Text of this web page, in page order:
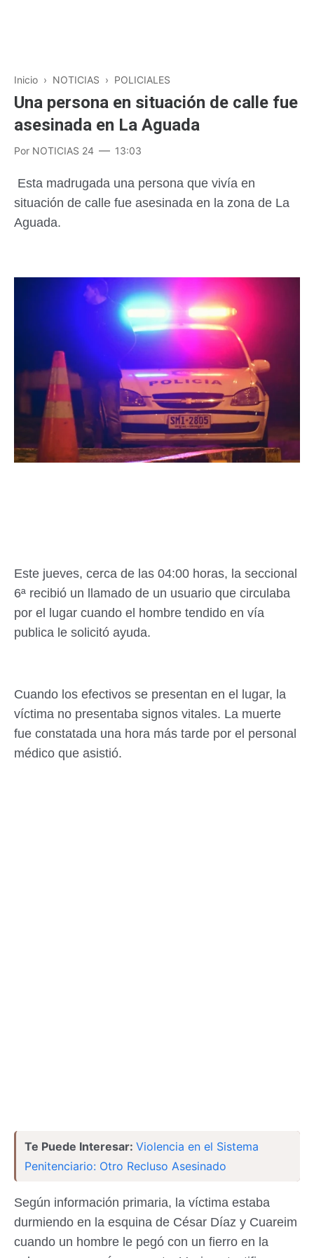
Inicio › NOTICIAS › POLICIALES
Una persona en situación de calle fue
asesinada en La Aguada
Por NOTICIAS 24 13:03
Esta madrugada una persona que vivía en
situación de calle fue asesinada en la zona de La
Aguada.
Este jueves, cerca de las 04:00 horas, la seccional
6ª recibió un llamado de un usuario que circulaba
por el lugar cuando el hombre tendido en vía
publica le solicitó ayuda.
Cuando los efectivos se presentan en el lugar, la
víctima no presentaba signos vitales. La muerte
fue constatada una hora más tarde por el personal
médico que asistió.
Te Puede Interesar: Violencia en el Sistema
Penitenciario: Otro Recluso Asesinado
Según información primaria, la víctima estaba
durmiendo en la esquina de César Díaz y Cuareim
cuando un hombre le pegó con un fierro en la